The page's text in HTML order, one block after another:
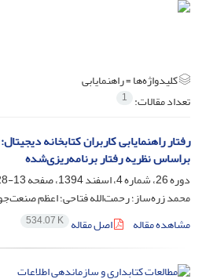
کلیدواژه‌ها =راهنمایابی
تعداد مقالات: 1
رفتار راهنمایابی کاربران کتابخانه
براساس نظریه رفتار برنامه‌ریزی‌شده
دوره 26، شماره 4، اسفند 1394، صفحه
13-28
محمد زره‌ساز؛ رحمت‌الله فتاحی؛ اعظم
مشاهده مقاله
اصل مقاله 534.07 K